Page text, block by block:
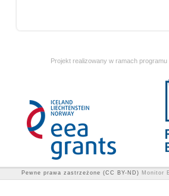
Projekt realizowany w ramach
Pewne prawa zastrzeżone (CC BY-ND) Monitor